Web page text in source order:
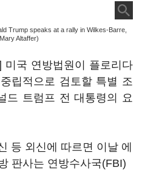
Trump speaks at a rally in Wilkes-Barre,
Altaffer)
미국 연방법원이 플로리다
립적으로 검토할 특별 조
드 트럼프 전 대통령의 요
등 외신에 따르면 이날 에
판사는 연방수사국(FBI)